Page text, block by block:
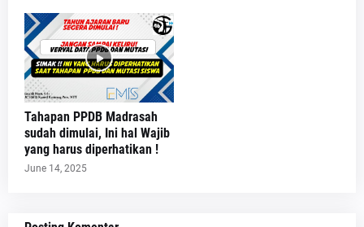
Tahapan PPDB Madrasah
sudah dimulai, Ini hal Wajib
yang harus diperhatikan !
June 14, 2025